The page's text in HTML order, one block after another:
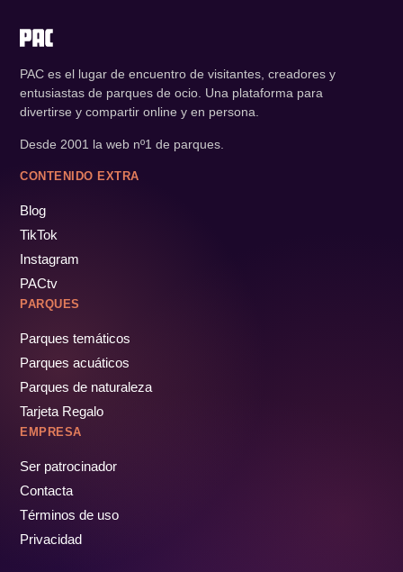
PAC es el lugar de encuentro de visitantes, creadores y
entusiastas de parques de ocio. Una plataforma para
divertirse y compartir online y en persona.
Desde 2001 la web nº1 de parques.
CONTENIDO EXTRA
Blog
TikTok
Instagram
PACtv
PARQUES
Parques temáticos
Parques acuáticos
Parques de naturaleza
Tarjeta Regalo
EMPRESA
Ser patrocinador
Contacta
Términos de uso
Privacidad